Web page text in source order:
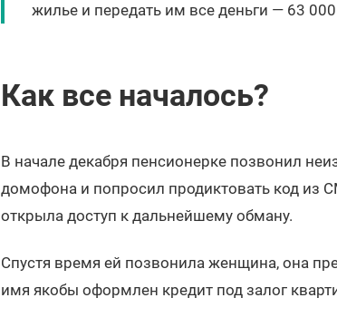
жилье и передать им все деньги — 63
Как все началось?
В начале декабря пенсионерке позвонил
домофона и попросил продиктовать код из
открыла доступ к дальнейшему обману.
Спустя время ей позвонила женщина, она
имя якобы оформлен кредит под залог